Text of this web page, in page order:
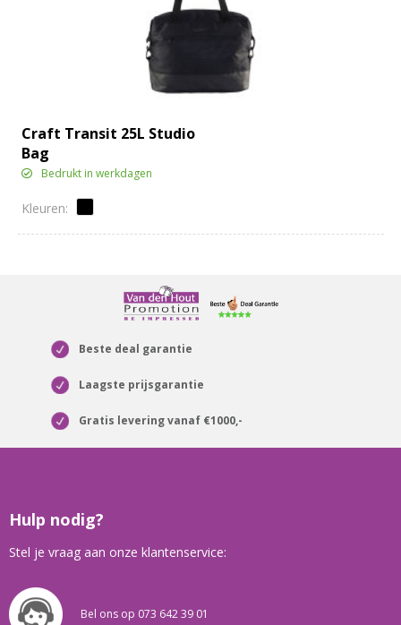
Craft Transit 25L Studio
Bag
Bedrukt in werkdagen
Beste deal garantie
Laagste prijsgarantie
Gratis levering vanaf €1000,-
Hulp nodig?
Stel je vraag aan onze klantenservice:
Bel ons op 073 642 39 01